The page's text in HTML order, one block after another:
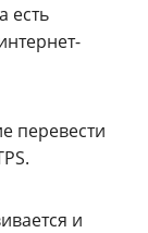
есть
перевести
и